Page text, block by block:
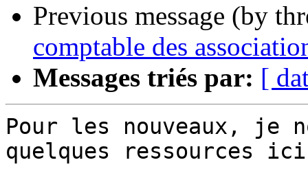
Previous message (by
comptable des
Messages triés par: [
Pour les nouveaux,
quelques ressources